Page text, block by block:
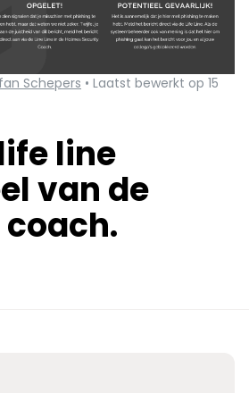
Schepers • Laatst bewerkt op 15
line
van de